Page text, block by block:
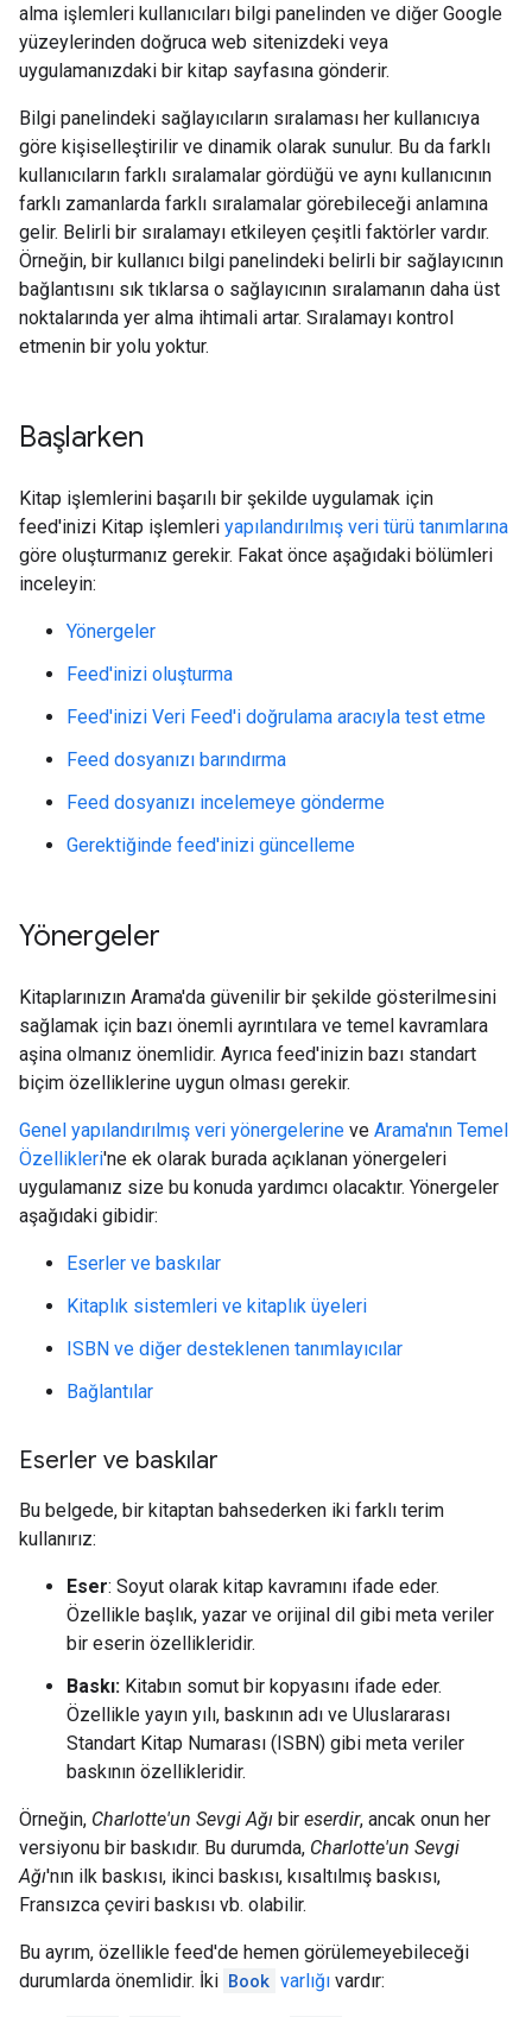
alma işlemleri kullanıcıları bilgi panelinden ve diğer Google
yüzeylerinden doğruca web sitenizdeki veya
uygulamanızdaki bir kitap sayfasına gönderir.
Bilgi panelindeki sağlayıcıların sıralaması her kullanıcıya
göre kişiselleştirilir ve dinamik olarak sunulur. Bu da farklı
kullanıcıların farklı sıralamalar gördüğü ve aynı kullanıcının
farklı zamanlarda farklı sıralamalar görebileceği anlamına
gelir. Belirli bir sıralamayı etkileyen çeşitli faktörler vardır.
Örneğin, bir kullanıcı bilgi panelindeki belirli bir sağlayıcının
bağlantısını sık tıklarsa o sağlayıcının sıralamanın daha üst
noktalarında yer alma ihtimali artar. Sıralamayı kontrol
etmenin bir yolu yoktur.
Başlarken
Kitap işlemlerini başarılı bir şekilde uygulamak için
feed'inizi Kitap işlemleri yapılandırılmış veri türü tanımlarına
göre oluşturmanız gerekir. Fakat önce aşağıdaki bölümleri
inceleyin:
Yönergeler
Feed'inizi oluşturma
Feed'inizi Veri Feed'i doğrulama aracıyla test etme
Feed dosyanızı barındırma
Feed dosyanızı incelemeye gönderme
Gerektiğinde feed'inizi güncelleme
Yönergeler
Kitaplarınızın Arama'da güvenilir bir şekilde gösterilmesini
sağlamak için bazı önemli ayrıntılara ve temel kavramlara
aşina olmanız önemlidir. Ayrıca feed'inizin bazı standart
biçim özelliklerine uygun olması gerekir.
Genel yapılandırılmış veri yönergelerine ve Arama'nın Temel
Özellikleri'ne ek olarak burada açıklanan yönergeleri
uygulamanız size bu konuda yardımcı olacaktır. Yönergeler
aşağıdaki gibidir:
Eserler ve baskılar
Kitaplık sistemleri ve kitaplık üyeleri
ISBN ve diğer desteklenen tanımlayıcılar
Bağlantılar
Eserler ve baskılar
Bu belgede, bir kitaptan bahsederken iki farklı terim
kullanırız:
Eser: Soyut olarak kitap kavramını ifade eder.
Özellikle başlık, yazar ve orijinal dil gibi meta veriler
bir eserin özellikleridir.
Baskı: Kitabın somut bir kopyasını ifade eder.
Özellikle yayın yılı, baskının adı ve Uluslararası
Standart Kitap Numarası (ISBN) gibi meta veriler
baskının özellikleridir.
Örneğin, Charlotte'un Sevgi Ağı bir eserdir, ancak onun her
versiyonu bir baskıdır. Bu durumda, Charlotte'un Sevgi
Ağı'nın ilk baskısı, ikinci baskısı, kısaltılmış baskısı,
Fransızca çeviri baskısı vb. olabilir.
Bu ayrım, özellikle feed'de hemen görülemeyebileceği
durumlarda önemlidir. İki Book varlığı vardır: